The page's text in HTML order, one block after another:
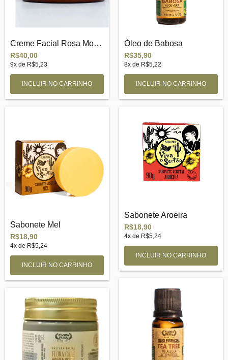
Creme Facial Rosa Mosqueta
R$40,00
9x de R$5,23
Óleo de Babosa
R$35,90
8x de R$5,22
Sabonete Mel
R$18,90
4x de R$5,24
Sabonete Aroeira
R$18,90
4x de R$5,24